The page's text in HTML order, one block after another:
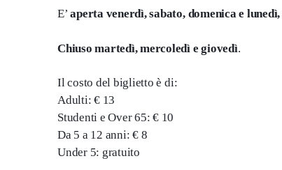
E’aperta venerdì, sabato, domenica e lunedì,
Chiuso martedì, mercoledì e giovedì.
Il costo del biglietto è di:
Adulti: € 13
Studenti e Over 65: € 10
Da 5 a 12 anni: € 8
Under 5: gratuito